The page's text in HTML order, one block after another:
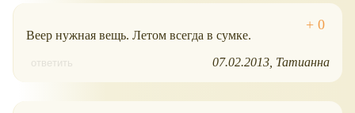
Веер нужная вещь. Летом всегда в сумке.
ответить 07.02.2013 Татианна